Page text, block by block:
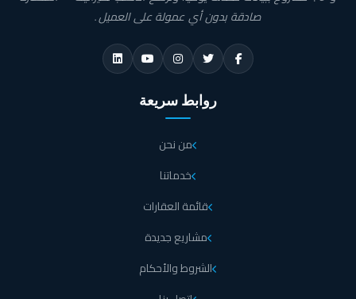
صادقة بدون أي عمولة على العميل.
روابط سريعة
من نحن
خدماتنا
قائمة العقارات
مشاريع جديدة
الشروط والأحكام